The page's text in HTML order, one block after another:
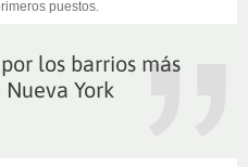
puestos.
los barrios más
York